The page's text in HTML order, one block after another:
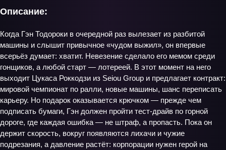
Описание:
Когда Гэн Тодороки в очередной раз вылезает из разбитой
машины и слышит привычное «чудом выжил», он впервые
всерьёз думает: хватит. Невезение сделало его мемом среди
гонщиков, а любой старт — лотереей. В этот момент на него
выходит Цукаса Роккодзи из Seiou Group и предлагает контракт:
мировой чемпионат по ралли, новые машины, шанс переписать
карьеру. Но подарок оказывается крючком — прежде чем
подписать бумаги, Гэн должен пройти тест-драйв по горной
дороге, где каждая ошибка — не штраф, а пропасть. Пока он
держит скорость, вокруг появляются лихачи и чужие
подрезания, а давление растёт: корпорации нужен герой на